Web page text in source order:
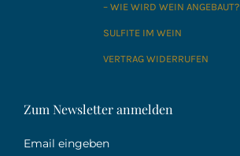
– WIE WIRD WEIN ANGEBAUT?
SULFITE IM WEIN
VERTRAG WIDERRUFEN
Zum Newsletter anmelden
Email eingeben